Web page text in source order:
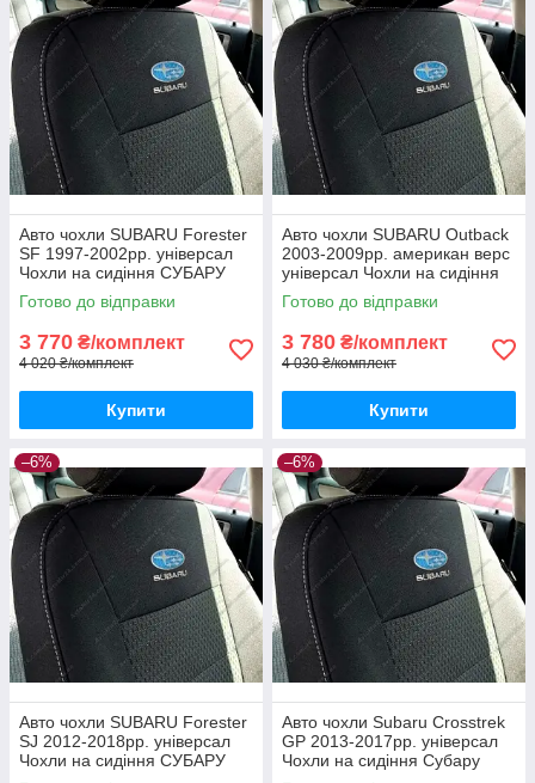
Авто чохли SUBARU Forester
SF 1997-2002рр. універсал
Чохли на сидіння СУБАРУ
Форестер СФ 1997-2002
Готово до відправки
3 770 ₴/комплект
4 020 ₴/комплект
Купити
Авто чохли SUBARU Outback
2003-2009рр. американ верс
універсал Чохли на сидіння
СУБАРУ Аутбек 2003-2009
Готово до відправки
3 780 ₴/комплект
4 030 ₴/комплект
Купити
–6%
Авто чохли SUBARU Forester
SJ 2012-2018рр. універсал
Чохли на сидіння СУБАРУ
–6%
Авто чохли Subaru Crosstrek
GP 2013-2017рр. універсал
Чохли на сидіння Субару